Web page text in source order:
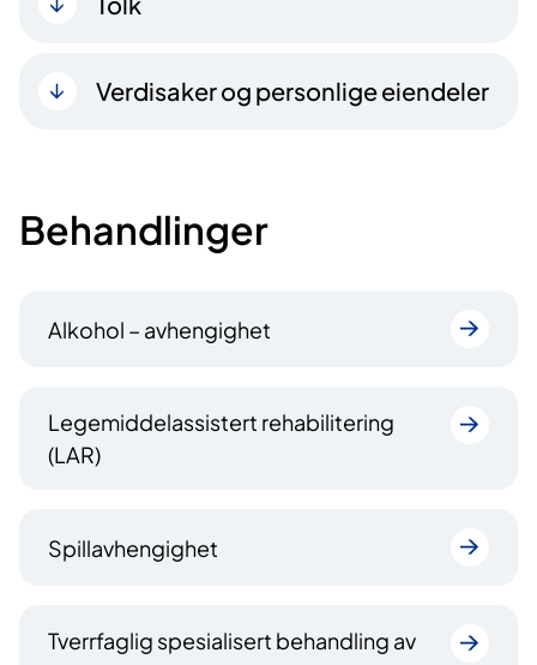
Verdisaker og personlige eiendeler
Behandlinger
Alkohol – avhengighet
Legemiddelassistert rehabilitering
(LAR)
Spillavhengighet
Tverrfaglig spesialisert behandling av